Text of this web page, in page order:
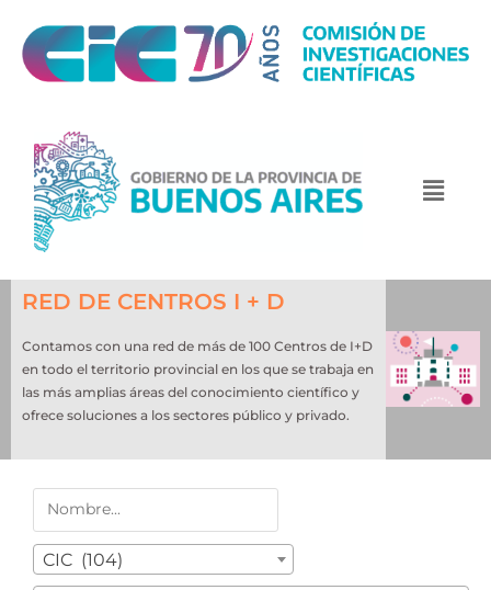
RED DE CENTROS I + D
Contamos con una red de más de 100 Centros de I+D
en todo el territorio provincial en los que se trabaja en
las más amplias áreas del conocimiento científico y
ofrece soluciones a los sectores público y privado.
CIC (104)